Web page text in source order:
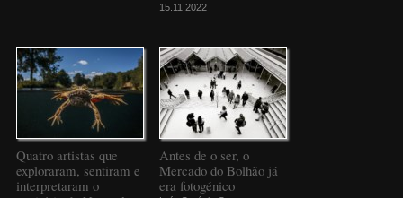
15.11.2022
Quatro artistas que
exploraram, sentiram e
interpretaram o
Antes de o ser, o
Mercado do Bolhão já
era fotogénico